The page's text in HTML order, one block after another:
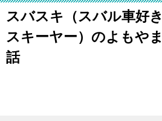
スバスキ（スバル車好き
スキーヤー）のよもやま
話